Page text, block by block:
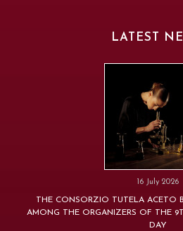
LATEST
16 July 2026
THE CONSORZIO TUTELA ACETO
AMONG THE ORGANIZERS OF THE
DAY